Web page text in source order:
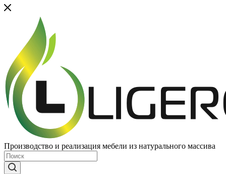
Производство и реализация мебели из натурального массива